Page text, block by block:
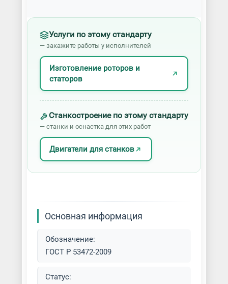
Услуги по этому стандарту
— закажите работы у исполнителей
Изготовление роторов и
статоров
Станкостроение по этому стандарту
— станки и оснастка для этих работ
Двигатели для станков
Основная информация
Обозначение:
ГОСТ Р 53472-2009
Статус: